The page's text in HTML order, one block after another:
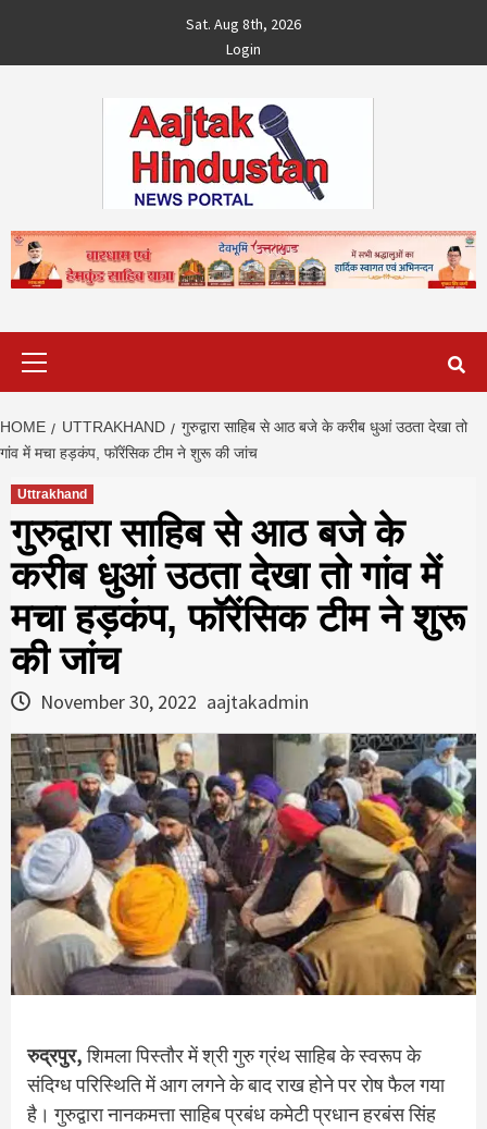
content
Sat. Aug 8th, 2026
Login
HOME UTTRAKHAND
गुरुद्वारा साहिब से आठ बजे के करीब धुआं उठता देखा तो
गांव में मचा हड़कंप, फॉरेंसिक टीम ने शुरू की जांच
Uttrakhand
गुरुद्वारा साहिब से आठ बजे के
करीब धुआं उठता देखा तो गांव में
मचा हड़कंप, फॉरेंसिक टीम ने शुरू
की जांच
November 30, 2022 aajtakadmin
रुद्रपुर,शिमला पिस्तौर में श्री गुरु ग्रंथ साहिब के स्वरूप के
संदिग्ध परिस्थिति में आग लगने के बाद राख होने पर रोष फैल गया
है। गुरुद्वारा नानकमत्ता साहिब प्रबंध कमेटी प्रधान हरबंस सिंह